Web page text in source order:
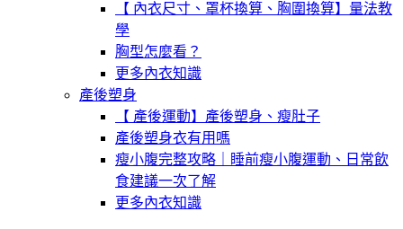
【 內衣尺寸、罩杯換算、胸圍換算】量法教
學
胸型怎麼看？
更多內衣知識
產後塑身
【 產後運動】產後塑身、瘦肚子
產後塑身衣有用嗎
瘦小腹完整攻略｜睡前瘦小腹運動、日常飲
食建議一次了解
更多內衣知識